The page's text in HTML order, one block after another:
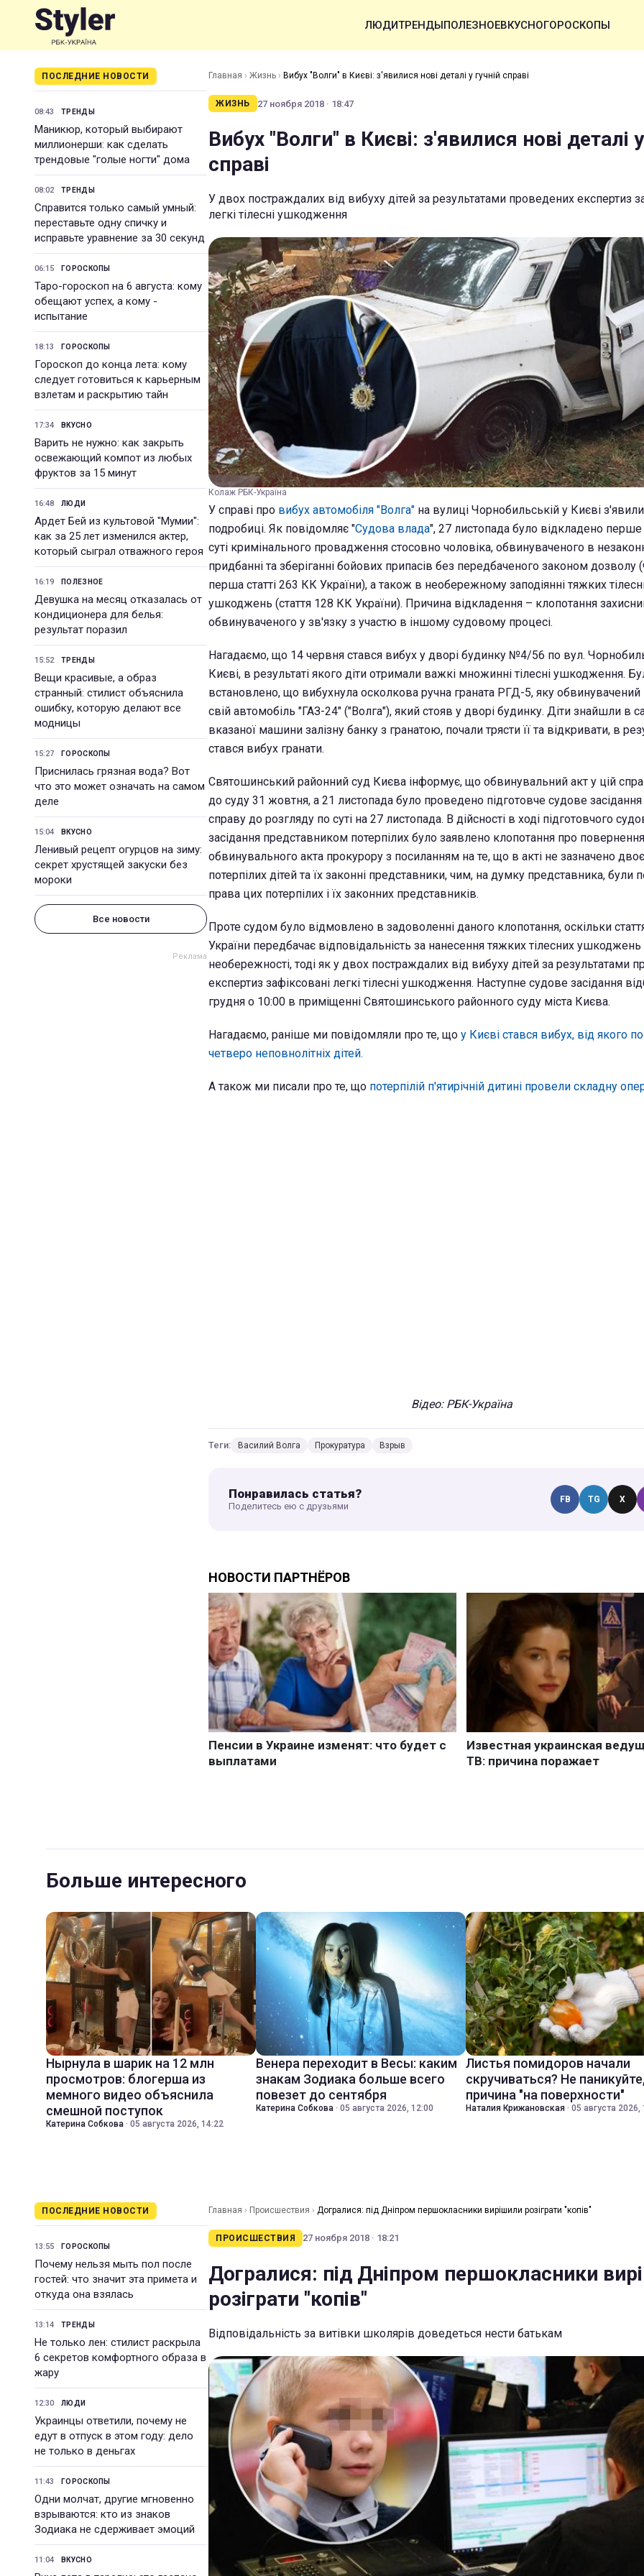
ЛЮДИТРЕНДЫПОЛЕЗНОЕВКУСНОГОРОСКОПЫ
ПОСЛЕДНИЕ НОВОСТИ
08:43 ТРЕНДЫ
Маникюр, который выбирают
миллионерши: как сделать
трендовые "голые ногти" дома
08:02 ТРЕНДЫ
Справится только самый умный:
переставьте одну спичку и
исправьте уравнение за 30 секунд
06:15 ГОРОСКОПЫ
Таро-гороскоп на 6 августа: кому
обещают успех, а кому -
испытание
18:13 ГОРОСКОПЫ
Гороскоп до конца лета: кому
следует готовиться к карьерным
взлетам и раскрытию тайн
17:34 ВКУСНО
Варить не нужно: как закрыть
освежающий компот из любых
фруктов за 15 минут
16:48 ЛЮДИ
Ардет Бей из культовой "Мумии":
как за 25 лет изменился актер,
который сыграл отважного героя
16:19 ПОЛЕЗНОЕ
Девушка на месяц отказалась от
кондиционера для белья:
результат поразил
15:52 ТРЕНДЫ
Вещи красивые, а образ
странный: стилист объяснила
ошибку, которую делают все
модницы
15:27 ГОРОСКОПЫ
Приснилась грязная вода? Вот
что это может означать на самом
деле
15:04 ВКУСНО
Ленивый рецепт огурцов на зиму:
секрет хрустящей закуски без
мороки
Все новости
Главная › Жизнь › Вибух "Волги" в Києві: з'явилися нові деталі у гучній справі
ЖИЗНЬ 27 ноября 2018 · 18:47
Вибух "Волги" в Києві: з'явилися нові деталі у
справі
У двох постраждалих від вибуху дітей за результатами проведених експертиз
легкі тілесні ушкодження
Колаж РБК-Україна
У справі про вибух автомобіля "Волга" на вулиці Чорнобильській у Києві
подробиці. Як повідомляє "Судова влада", 27 листопада було відкладено перше
суті кримінального провадження стосовно чоловіка, обвинуваченого в
придбанні та зберіганні бойових припасів без передбаченого законом дозволу
перша статті 263 КК України), а також в необережному заподіянні тяжких
ушкоджень (стаття 128 КК України). Причина відкладення – клопотання
обвинуваченого у зв'язку з участю в іншому судовому процесі.
Нагадаємо, що 14 червня стався вибух у дворі будинку №4/56 по вул.
Києві, в результаті якого діти отримали важкі множинні тілесні ушкодження.
встановлено, що вибухнула осколкова ручна граната РГД-5, яку обвинувачений
свій автомобіль "ГАЗ-24" ("Волга"), який стояв у дворі будинку. Діти знайшли в
вказаної машини залізну банку з гранатою, почали трясти її та відкривати, в
стався вибух гранати.
Святошинський районний суд Києва інформує, що обвинувальний акт у цій
до суду 31 жовтня, а 21 листопада було проведено підготовче судове засідання
справу до розгляду по суті на 27 листопада. В дійсності в ході підготовчого
засідання представником потерпілих було заявлено клопотання про повернення
обвинувального акта прокурору з посиланням на те, що в акті не зазначено
потерпілих дітей та їх законні представники, чим, на думку представника, були
права цих потерпілих і їх законних представників.
Проте судом було відмовлено в задоволенні даного клопотання, оскільки
України передбачає відповідальність за нанесення тяжких тілесних ушкоджень
необережності, тоді як у двох постраждалих від вибуху дітей за результатами
експертиз зафіксовані легкі тілесні ушкодження. Наступне судове засідання
грудня о 10:00 в приміщенні Святошинського районного суду міста Києва.
Нагадаємо, раніше ми повідомляли про те, що у Києві стався вибух, від якого
четверо неповнолітніх дітей.
А також ми писали про те, що потерпілій п'ятирічній дитині провели складну
Відео: РБК-Україна
Теги: Василий Волга Прокуратура Взрыв
Понравилась статья?
Поделитесь ею с друзьями
FB TG X
Больше интересного
Нырнула в шарик на 12 млн
просмотров: блогерша из
мемного видео объяснила
смешной поступок
Катерина Собкова · 05 августа 2026, 14:22
Венера переходит в Весы: каким
знакам Зодиака больше всего
повезет до сентября
Катерина Собкова · 05 августа 2026, 12:00
Листья помидоров начали
скручиваться? Не
причина "на поверхности"
Наталия Крижановская · 05 августа 2026,
ПОСЛЕДНИЕ НОВОСТИ
13:55 ГОРОСКОПЫ
Почему нельзя мыть пол после
гостей: что значит эта примета и
откуда она взялась
13:14 ТРЕНДЫ
Не только лен: стилист раскрыла
6 секретов комфортного образа в
жару
12:30 ЛЮДИ
Украинцы ответили, почему не
едут в отпуск в этом году: дело
не только в деньгах
11:43 ГОРОСКОПЫ
Одни молчат, другие мгновенно
взрываются: кто из знаков
Зодиака не сдерживает эмоций
11:04 ВКУСНО
Главная › Происшествия › Догралися: під Дніпром першокласники вирішили розіграти "копів"
ПРОИСШЕСТВИЯ 27 ноября 2018 · 18:21
Догралися: під Дніпром першокласники
розіграти "копів"
Відповідальність за витівки школярів доведеться нести батькам